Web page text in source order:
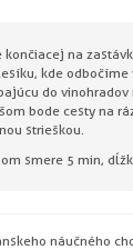
na
kde
do vinohradov
bode cesty na
strieškou.
smere 5 min,
náučného